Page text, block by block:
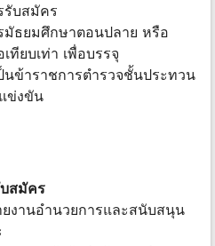
รับสมัคร
ธยมศึกษาตอนปลาย หรือ
ทียบเท่า เพื่อบรรจุ
นข้าราชการตำรวจชั้นประทวน
ข่งขัน
สมัคร
งานอำนวยการและสนับสนุน